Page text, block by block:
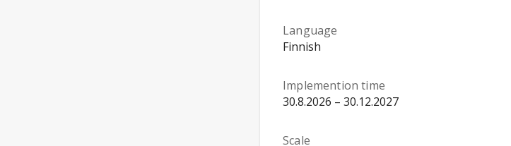
Language
Finnish
Implemention time
30.8.2026 – 30.12.2027
Scale